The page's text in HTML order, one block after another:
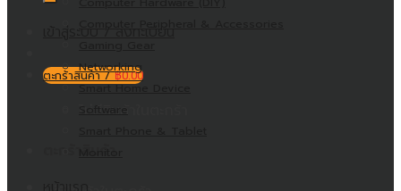
ตะกร้าสินค้า /฿0.00
ไม่มีสินค้าในตะกร้า
Networking
Smart Home Device
Software